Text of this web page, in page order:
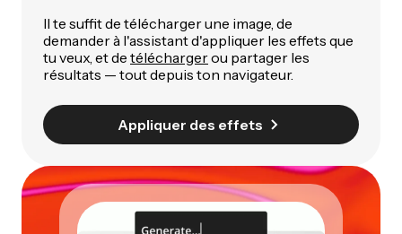
Il te suffit de télécharger une image, de
demander à l'assistant d'appliquer les effets que
tu veux, et de téléchargerou partager les
résultats — tout depuis ton navigateur.
Appliquer des effets